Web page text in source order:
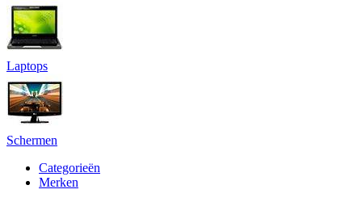
Laptops
Schermen
Categorieën
Merken